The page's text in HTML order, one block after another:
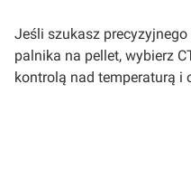
Jeśli szukasz
palnika na pellet, wybierz
kontrolą nad temperaturą i